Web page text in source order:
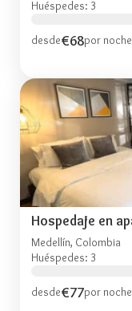
Huéspedes: 3
desde€68por noche
Medellín, Colombia
Huéspedes: 3
desde€77por noche